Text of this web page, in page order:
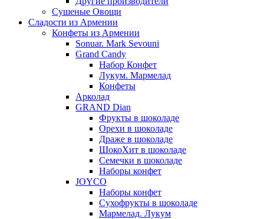
Сушеные Овощи
Сладости из Армении
Конфеты из Армении
Sonuar. Mark Sevouni
Grand Candy
Набор Конфет
Лукум. Мармелад
Конфеты
Арколад
GRAND Dian
Фрукты в шоколаде
Орехи в шоколаде
Драже в шоколаде
ШокоХит в шоколаде
Семечки в шоколаде
Наборы конфет
JOYCO
Наборы конфет
Сухофрукты в шоколаде
Мармелад. Лукум